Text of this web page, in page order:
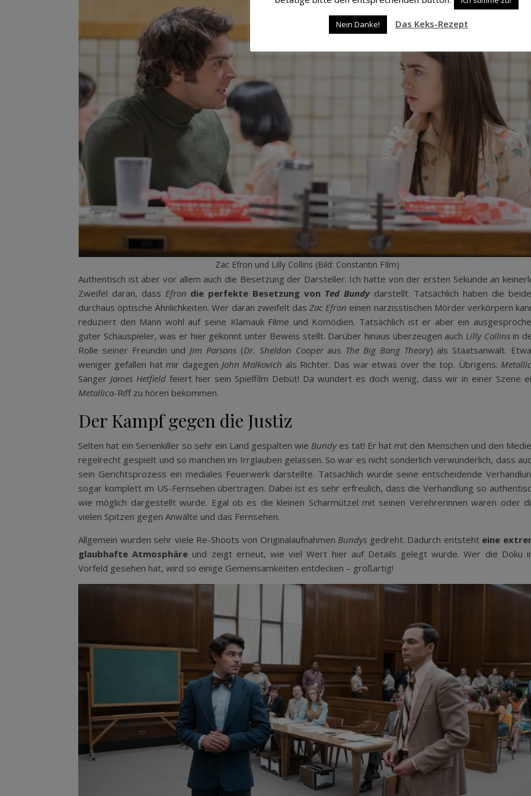
Zac Efron und Lilly Collins (Bild: Constantin FIlm)
Authentisch ist aber vor allem auch die Besetzung der Darsteller. Ich hatte von der ersten Sekunde an
Zweifel daran, dass Efron die perfekte Besetzung von Ted Bundydarstellt. Tatsächlich haben die
durchaus optische Ähnlichkeiten. Wer daran zweifelt dasZac Efron einen narzisstischen Mörder verkörpern
reduziert den Mann wohl auf seine Klamauk Filme und Komödien. Tatsächlich ist er aber ein
guter Schauspieler, was er hier gekonnt unter Beweis stellt. Darüber hinaus überzeugen auch Lilly Collinsin
Rolle seiner Freundin und Jim Parsons (Dr. Sheldon Cooperaus The Big Bang Theory) als Staatsanwalt.
weniger gefallen hat mir dagegen John Malkovich als Richter. Das war etwas over the top. Übrigens:
Sänger James Hetfield feiert hier sein Spielfilm Debüt! Da wundert es doch wenig, dass wir in einer Szene
Metallica-Riff zu hören bekommen.
Der Kampf gegen die Justiz
Selten hat ein Serienkiller so sehr ein Land gespalten wie Bundy es tat! Er hat mit den Menschen und den
regelrecht gespielt und so manchen im Irrglauben gelassen. So war es nicht sonderlich verwunderlich, dass
sein Gerichtsprozess ein mediales Feuerwerk darstellte. Tatsächlich wurde seine entscheidende
sogar komplett im US-Fernsehen übertragen. Dabei ist es sehr erfreulich, dass die Verhandlung so
wie möglich dargestellt wurde. Egal ob es die kleinen Scharmützel mit seinen Verehrerinnen waren oder
vielen Spitzen gegen Anwälte und das Fernsehen.
Allgemein wurden sehr viele Re-Shoots von Originalaufnahmen Bundys gedreht. Dadurch entstehteine
glaubhafte Atmosphäre und zeigt erneut, wie viel Wert hier auf Details gelegt wurde. Wer die Doku
Vorfeld gesehen hat, wird so einige Gemeinsamkeiten entdecken – großartig!
Nein Danke! Das Keks-Rezept